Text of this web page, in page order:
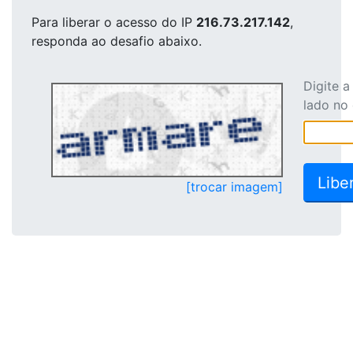
Para liberar o acesso do IP 216.73.217.142,
responda ao desafio abaixo.
[trocar imagem]
Digite
lado no